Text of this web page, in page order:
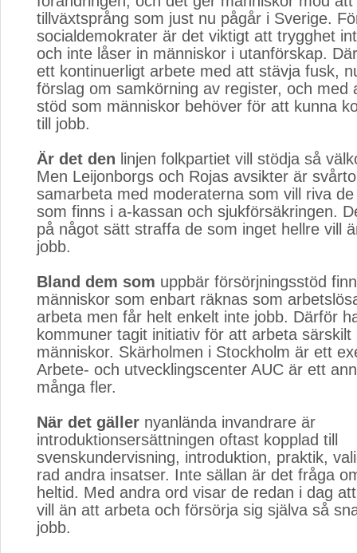
tillväxtsprång som just nu pågår i Sverige.
socialdemokrater är det viktigt att trygghet
och inte låser in människor i utanförskap.
ett kontinuerligt arbete med att stävja fusk,
förslag om samkörning av register, och med
stöd som människor behöver för att kunna
till jobb.
Är det den linjen folkpartiet vill stödja så
Men Leijonborgs och Rojas avsikter är
samarbeta med moderaterna som vill riva
som finns i a-kassan och sjukförsäkringen.
på något sätt straffa de som inget hellre vill
jobb.
Bland dem som uppbär försörjningsstöd
människor som enbart räknas som
arbeta men får helt enkelt inte jobb. Därför
kommuner tagit initiativ för att arbeta särskilt
människor. Skärholmen i Stockholm är ett
Arbete- och utvecklingscenter AUC är ett
många fler.
När det gäller nyanlända invandrare är
introduktionsersättningen oftast kopplad till
svenskundervisning, introduktion, praktik,
rad andra insatser. Inte sällan är det fråga
heltid. Med andra ord visar de redan i dag
vill än att arbeta och försörja sig själva så
jobb.